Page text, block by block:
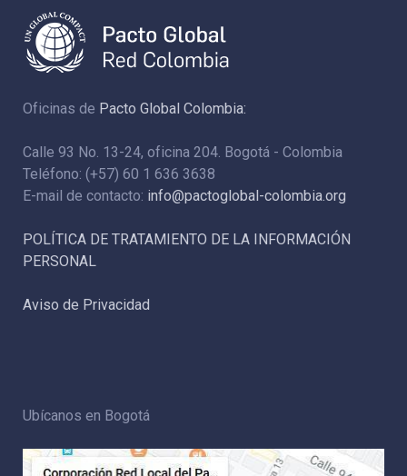
Oficinas de Pacto Global Colombia:
Calle 93 No. 13-24, oficina 204. Bogotá - Colombia
Teléfono: (+57) 60 1 636 3638
E-mail de contacto: info@pactoglobal-colombia.org
POLÍTICA DE TRATAMIENTO DE LA INFORMACIÓN
PERSONAL
Aviso de Privacidad
Ubícanos en Bogotá